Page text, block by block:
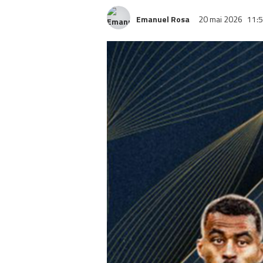
Emanuel Rosa 20 mai 2026